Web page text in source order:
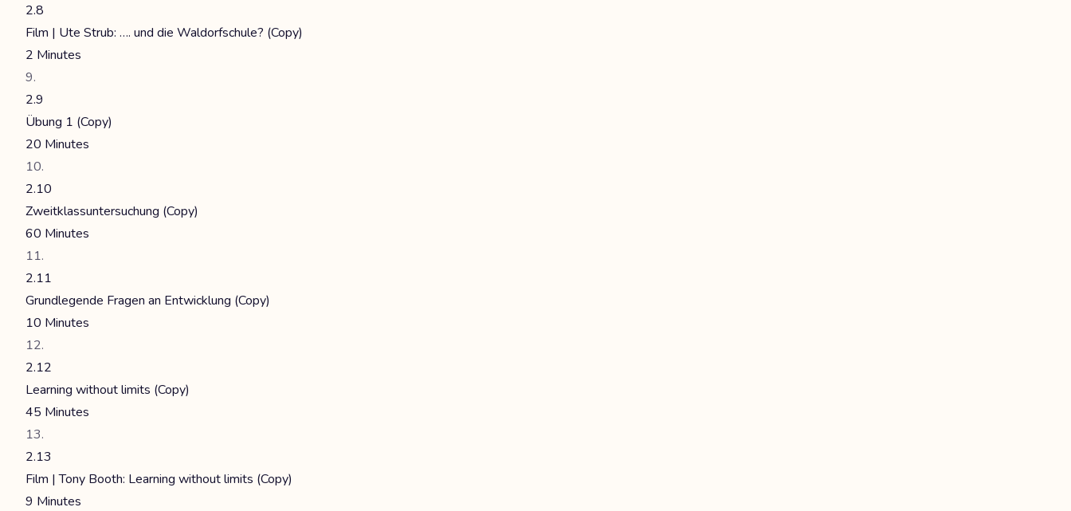
2.8
Film | Ute Strub: …. und die Waldorfschule? (Copy)
2 Minutes
2.9
Übung 1 (Copy)
20 Minutes
2.10
Zweitklassuntersuchung (Copy)
60 Minutes
2.11
Grundlegende Fragen an Entwicklung (Copy)
10 Minutes
2.12
Learning without limits (Copy)
45 Minutes
2.13
Film | Tony Booth: Learning without limits (Copy)
9 Minutes